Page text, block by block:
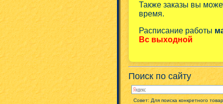
Также заказы вы
время.
Расписание работы
Вс выходной
Поиск по сайту
Совет: Для поиска конкретного